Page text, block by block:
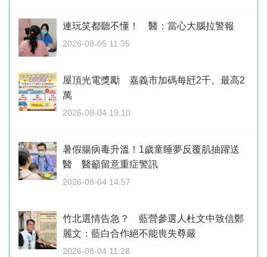
連玩笑都聽不懂！ 醫：當心大腦拉警報
2026-08-05 11:35
屋頂光電獎勵 嘉義市加碼每瓩2千、最高2
萬
2026-08-04 19:10
暑假腸病毒升溫！1歲童睡夢反覆肌抽躍送
醫 醫籲留意重症警訊
2026-08-04 14:57
竹北選情告急？ 藍營參選人杜文中致信鄭
麗文：藍白合作絕不能喪失尊嚴
2026-08-04 11:28